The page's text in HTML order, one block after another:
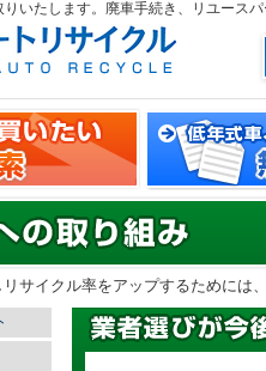
いたします。廃車手続き、リユース
サイクル率をアップするためには